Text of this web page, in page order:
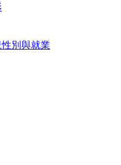
別與就業